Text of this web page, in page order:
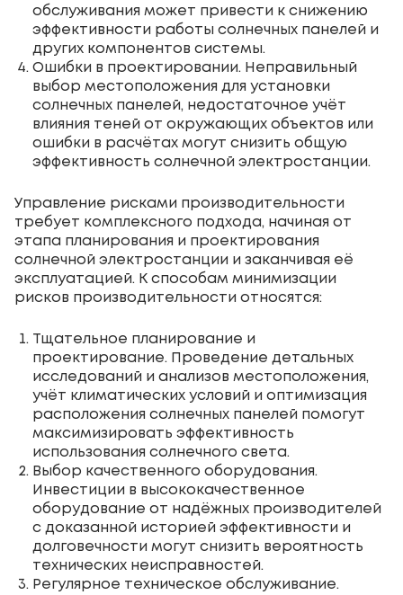
обслуживания может привести к снижению
эффективности работы солнечных панелей и
других компонентов системы.
Ошибки в проектировании. Неправильный
выбор местоположения для установки
солнечных панелей, недостаточное учёт
влияния теней от окружающих объектов или
ошибки в расчётах могут снизить общую
эффективность солнечной электростанции.
Управление рисками производительности
требует комплексного подхода, начиная от
этапа планирования и проектирования
солнечной электростанции и заканчивая её
эксплуатацией. К способам минимизации
рисков производительности относятся:
Тщательное планирование и
проектирование. Проведение детальных
исследований и анализов местоположения,
учёт климатических условий и оптимизация
расположения солнечных панелей помогут
максимизировать эффективность
использования солнечного света.
Выбор качественного оборудования.
Инвестиции в высококачественное
оборудование от надёжных производителей
с доказанной историей эффективности и
долговечности могут снизить вероятность
технических неисправностей.
Регулярное техническое обслуживание.